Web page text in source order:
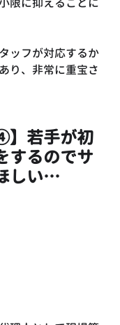
ッフが対応するか
り、非常に重宝さ
】若手が初
するのでサ
しい…